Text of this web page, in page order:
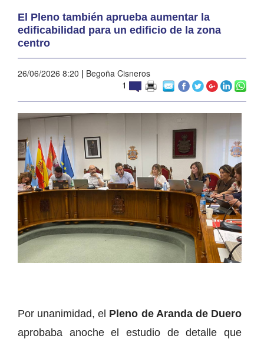
El Pleno también aprueba aumentar la
edificabilidad para un edificio de la zona
centro
26/06/2026 8:20 | Begoña Cisneros
1
Por unanimidad, el Pleno de Aranda de Duero
aprobaba anoche el estudio de detalle que